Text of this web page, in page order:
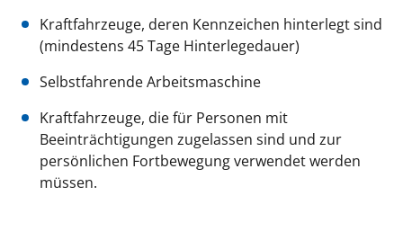
Kraftfahrzeuge, deren Kennzeichen hinterlegt sind
(mindestens 45 Tage Hinterlegedauer)
Selbstfahrende Arbeitsmaschine
Kraftfahrzeuge, die für Personen mit
Beeinträchtigungen zugelassen sind und zur
persönlichen Fortbewegung verwendet werden
müssen.